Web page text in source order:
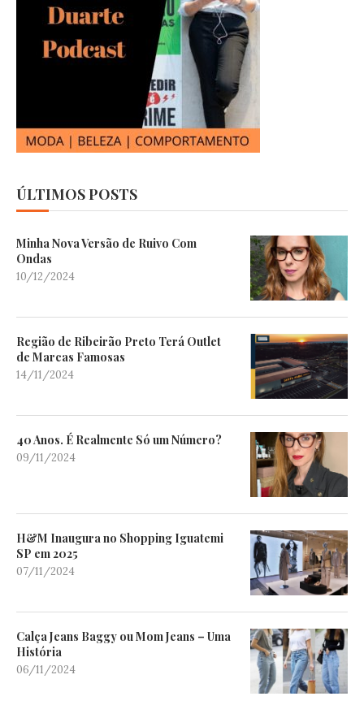
ÚLTIMOS POSTS
Minha Nova Versão de Ruivo Com
Ondas
10/12/2024
Região de Ribeirão Preto Terá Outlet
de Marcas Famosas
14/11/2024
40 Anos. É Realmente Só um Número?
09/11/2024
H&M Inaugura no Shopping Iguatemi
SP em 2025
07/11/2024
Calça Jeans Baggy ou Mom Jeans – Uma
História
06/11/2024